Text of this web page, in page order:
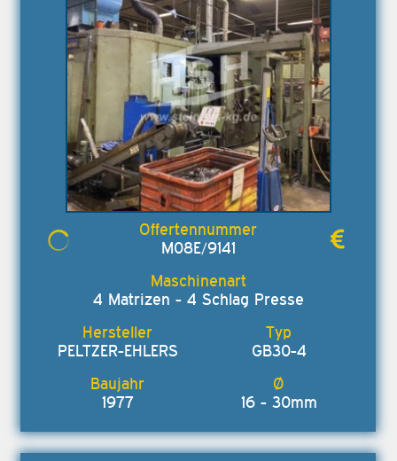
M08E/9141
4 Matrizen - 4 Schlag Presse
PELTZER-EHLERS GB30-4
1977 16 - 30mm